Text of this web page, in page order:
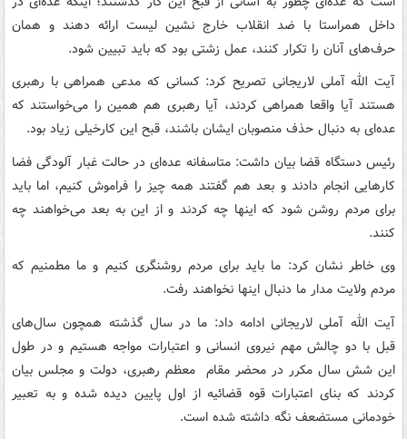
داخل همراستا با ضد انقلاب خارج نشین لیست ارائه دهند و همان
حرف‌های آنان را تکرار کنند، عمل زشتی بود که باید تبیین شود.
آیت الله آملی لاریجانی تصریح کرد: کسانی که مدعی همراهی با رهبری
هستند آیا واقعا همراهی کردند، آیا رهبری هم همین را می‌خواستند که
عده‌ای به دنبال حذف منصوبان ایشان باشند، قبح این کارخیلی زیاد بود.
رئیس دستگاه قضا بیان داشت: متاسفانه عده‌ای در حالت غبار آلودگی فضا
کارهایی انجام دادند و بعد هم گفتند همه چیز را فراموش کنیم، اما باید
برای مردم روشن شود که اینها چه کردند و از این به بعد می‌خواهند چه
کنند.
وی خاطر نشان کرد: ما باید برای مردم روشنگری کنیم و ما مطمنیم که
مردم ولایت مدار ما دنبال اینها نخواهند رفت.
آیت الله آملی لاریجانی ادامه داد: ما در سال گذشته همچون سال‌های
قبل با دو چالش مهم نیروی انسانی و اعتبارات مواجه هستیم و در طول
این شش سال مکرر در محضر مقام معظم رهبری، دولت و مجلس بیان
کردند که بنای اعتبارات قوه قضائیه از اول پایین دیده شده و به تعبیر
خودمانی مستضعف نگه داشته شده است.